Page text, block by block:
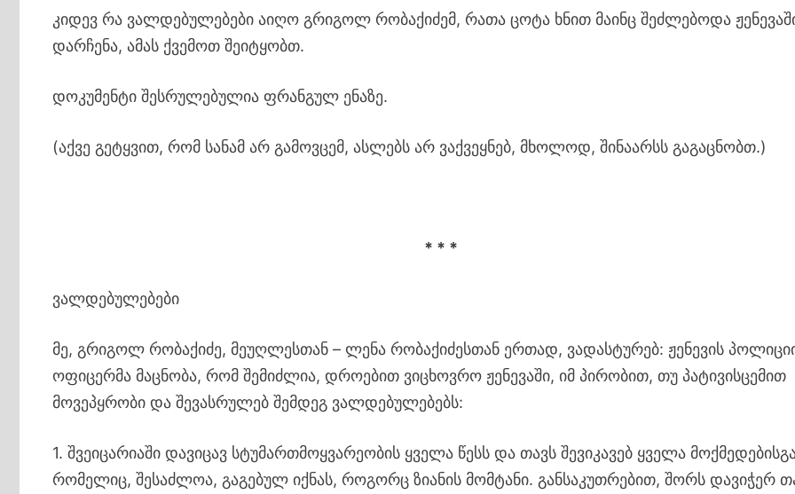
კიდევ რა ვალდებულებები აიღო გრიგოლ რობაქიძემ, რათა ცოტა ხნით მაინც შეძლებოდა
დარჩენა, ამას ქვემოთ შეიტყობთ.
დოკუმენტი შესრულებულია ფრანგულ ენაზე.
(აქვე გეტყვით, რომ სანამ არ გამოვცემ, ასლებს არ ვაქვეყნებ, მხოლოდ, შინაარსს გაგაცნობთ.)
* * *
ვალდებულებები
მე, გრიგოლ რობაქიძე, მეუღლესთან – ლენა რობაქიძესთან ერთად, ვადასტურებ: ჟენევის
ოფიცერმა მაცნობა, რომ შემიძლია, დროებით ვიცხოვრო ჟენევაში, იმ პირობით, თუ პატივისცემით
მოვეპყრობი და შევასრულებ შემდეგ ვალდებულებებს:
1. შვეიცარიაში დავიცავ სტუმართმოყვარეობის ყველა წესს და თავს შევიკავებ ყველა
რომელიც, შესაძლოა, გაგებულ იქნას, როგორც ზიანის მომტანი. განსაკუთრებით, შორს დავიჭერ